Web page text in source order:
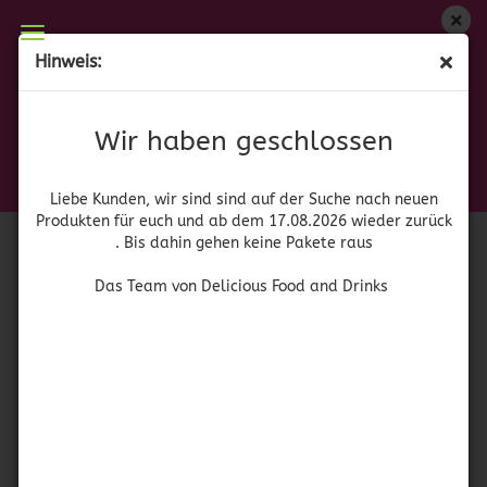
Hinweis:
Wir haben geschlossen
Liebe Kunden, wir sind sind auf der Suche nach neuen
Produkten für euch und ab dem 17.08.2026 wieder zurück
. Bis dahin gehen keine Pakete raus
Das Team von Delicious Food and Drinks
Wir haben geschlossen
zurück. Bis dahin gehen keine Pakete raus
Das Team von Delicious Food and Drinks
42105)